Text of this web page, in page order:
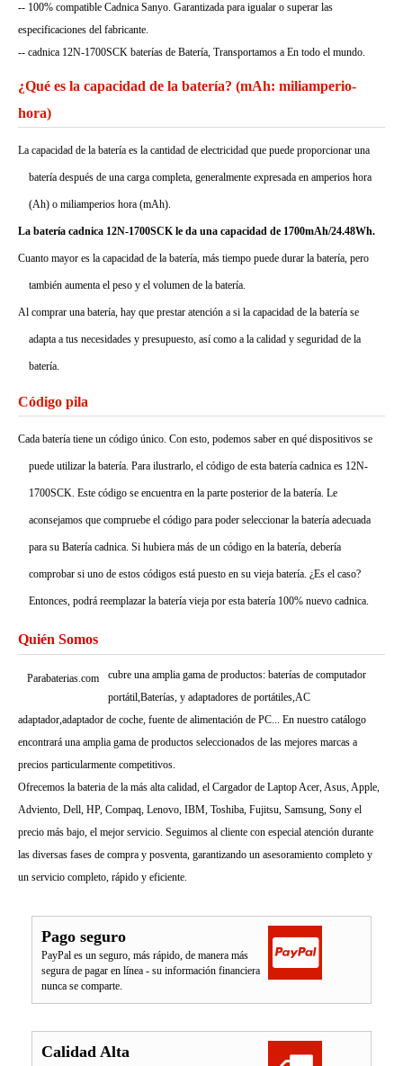
-- 100% compatible Cadnica Sanyo. Garantizada para igualar o superar las
especificaciones del fabricante.
-- cadnica 12N-1700SCK baterías de Batería, Transportamos a En todo el mundo.
¿Qué es la capacidad de la batería? (mAh: miliamperio-
hora)
La capacidad de la batería es la cantidad de electricidad que puede proporcionar una
batería después de una carga completa, generalmente expresada en amperios hora
(Ah) o miliamperios hora (mAh).
La batería cadnica 12N-1700SCK le da una capacidad de 1700mAh/24.48Wh.
Cuanto mayor es la capacidad de la batería, más tiempo puede durar la batería, pero
también aumenta el peso y el volumen de la batería.
Al comprar una batería, hay que prestar atención a si la capacidad de la batería se
adapta a tus necesidades y presupuesto, así como a la calidad y seguridad de la
batería.
Código pila
Cada batería tiene un código único. Con esto, podemos saber en qué dispositivos se
puede utilizar la batería. Para ilustrarlo, el código de esta batería cadnica es 12N-
1700SCK. Este código se encuentra en la parte posterior de la batería. Le
aconsejamos que compruebe el código para poder seleccionar la batería adecuada
para su Batería cadnica. Si hubiera más de un código en la batería, debería
comprobar si uno de estos códigos está puesto en su vieja batería. ¿Es el caso?
Entonces, podrá reemplazar la batería vieja por esta batería 100% nuevo cadnica.
Quién Somos
Parabaterias.com
cubre una amplia gama de productos: baterías de computador
portátil,Baterías, y adaptadores de portátiles,AC
adaptador,adaptador de coche, fuente de alimentación de PC... En nuestro catálogo
encontrará una amplia gama de productos seleccionados de las mejores marcas a
precios particularmente competitivos.
Ofrecemos la bateria de la más alta calidad, el Cargador de Laptop Acer, Asus, Apple,
Adviento, Dell, HP, Compaq, Lenovo, IBM, Toshiba, Fujitsu, Samsung, Sony el
precio más bajo, el mejor servicio. Seguimos al cliente con especial atención durante
las diversas fases de compra y posventa, garantizando un asesoramiento completo y
un servicio completo, rápido y eficiente.
Pago seguro
PayPal es un seguro, más rápido, de manera más
segura de pagar en línea - su información financiera
nunca se comparte.
Calidad Alta